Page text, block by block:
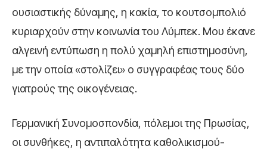
ουσιαστικής δύναμης, η κακία, το κουτσομπολιό
κυριαρχούν στην κοινωνία του Λύμπεκ. Μου έκανε
αλγεινή εντύπωση η πολύ χαμηλή επιστημοσύνη,
με την οποία «στολίζει» ο συγγραφέας τους δύο
γιατρούς της οικογένειας.
Γερμανική Συνομοσπονδία, πόλεμοι της Πρωσίας,
οι συνθήκες, η αντιπαλότητα καθολικισμού-